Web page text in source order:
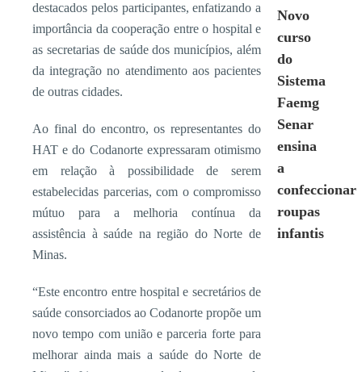
destacados pelos participantes, enfatizando a
importância da cooperação entre o hospital e
as secretarias de saúde dos municípios, além
da integração no atendimento aos pacientes
de outras cidades.
Ao final do encontro, os representantes do
HAT e do Codanorte expressaram otimismo
em relação à possibilidade de serem
estabelecidas parcerias, com o compromisso
mútuo para a melhoria contínua da
assistência à saúde na região do Norte de
Minas.
“Este encontro entre hospital e secretários de
saúde consorciados ao Codanorte propõe um
novo tempo com união e parceria forte para
melhorar ainda mais a saúde do Norte de
Novo
curso
do
Sistema
Faemg
Senar
ensina
a
confeccionar
roupas
infantis